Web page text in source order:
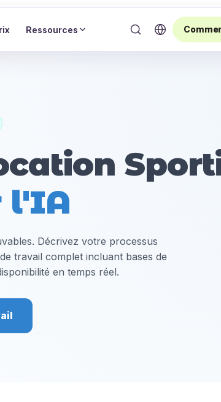
Ressources
l'IA
Décrivez votre processus
travail complet incluant bases de
en temps réel.